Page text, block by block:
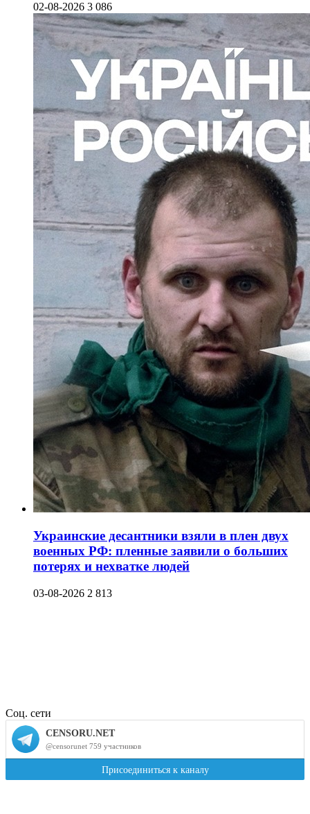
02-08-2026 3 086
Украинские десантники взяли в плен двух
военных РФ: пленные заявили о больших
потерях и нехватке людей
03-08-2026 2 813
Соц. сети